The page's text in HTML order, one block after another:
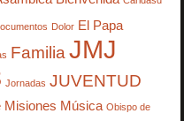
Dolor El Papa
Familia JMJ
Jornadas JUVENTUD
Misiones Música Obispo de